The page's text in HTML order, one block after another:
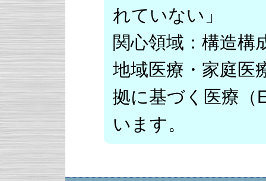
れていない」
関心領域：構造構
地域医療・家庭医
拠に基づく医療（
います。